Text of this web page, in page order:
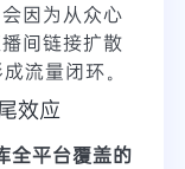
因为从众心
间链接扩散
量闭环。
效应
全平台覆盖的